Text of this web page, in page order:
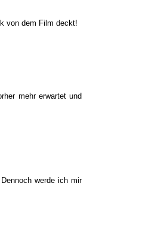
von dem Film deckt!
mehr erwartet und
werde ich mir